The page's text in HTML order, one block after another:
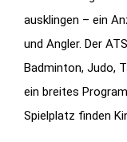
ausklingen – ein
und Angler. Der
Badminton, Judo,
ein breites
Spielplatz finden